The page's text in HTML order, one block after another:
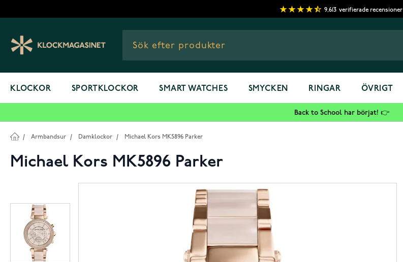
9,613 verifierade recensioner
KLOCKOR SPORTKLOCKOR SMART WATCHES SMYCKEN RINGAR ÖVRIGT
Back to School har börjat! 👉
/ Armbandsur / Damklockor / Michael Kors MK5896 Parker
Michael Kors MK5896 Parker